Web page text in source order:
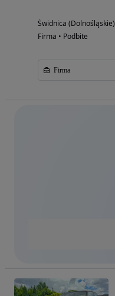
Świdnica (Dolnośląskie)
Firma • Podbite
Firma